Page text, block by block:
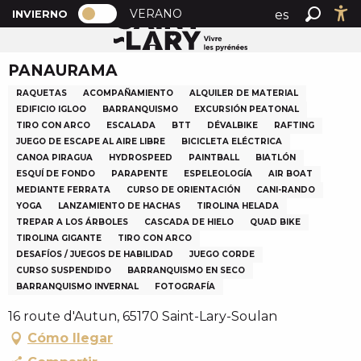
A
l
e
r
a
u
c
o
n
t
e
n
u
p
i
n
PAGE D’ACCUEIL ACTUELLE HIVER : PASSER EN
INVIERNO PAGE D’ACCUEIL ACTUELLE HIVER :
VERANO
es
Buscar
Inicio PANAURAMA
PANAURAMA
RAQUETAS ACOMPAÑAMIENTO
ALQUILER DE MATERIAL
EDIFICIO IGLOO
BARRANQUISMO
EXCURSIÓN PEATONAL
TIRO CON ARCO
ESCALADA BTT DÉVALBIKE
RAFTING
JUEGO DE ESCAPE AL AIRE LIBRE
BICICLETA ELÉCTRICA
CANOA PIRAGUA
HYDROSPEED PAINTBALL
BIATLÓN
ESQUÍ DE FONDO
PARAPENTE ESPELEOLOGÍA
AIR BOAT
MEDIANTE FERRATA
CURSO DE ORIENTACIÓN
CANI-RANDO
YOGA
LANZAMIENTO DE HACHAS
TIROLINA HELADA
TREPAR A LOS ÁRBOLES
CASCADA DE HIELO
QUAD BIKE
TIROLINA GIGANTE
TIRO CON ARCO
DESAFÍOS / JUEGOS DE HABILIDAD
JUEGO CORDE
CURSO SUSPENDIDO
BARRANQUISMO EN SECO
BARRANQUISMO INVERNAL
FOTOGRAFÍA
16 route d'Autun, 65170 Saint-Lary-Soulan
Cómo llegar